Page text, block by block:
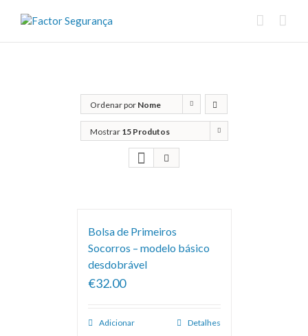
Ordenar por Nome
Mostrar 15 Produtos
Bolsa de Primeiros
Socorros – modelo básico
desdobrável
€32.00
Adicionar Detalhes